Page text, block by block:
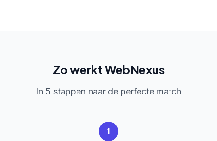
Zo werkt WebNexus
In 5 stappen naar de perfecte match
1